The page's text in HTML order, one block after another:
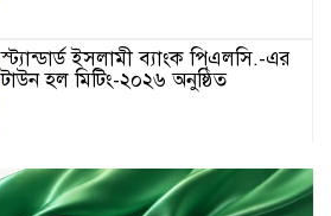
স্ট্যান্ডার্ড ইসলামী ব্যাংক পিএলসি.-এর
টাউন হল মিটিং-২০২৬ অনুষ্ঠিত
বিদায়ী সপ্তাহে দর পতনের শীর্ষে এস
আলম কোল্ড রোল্ড